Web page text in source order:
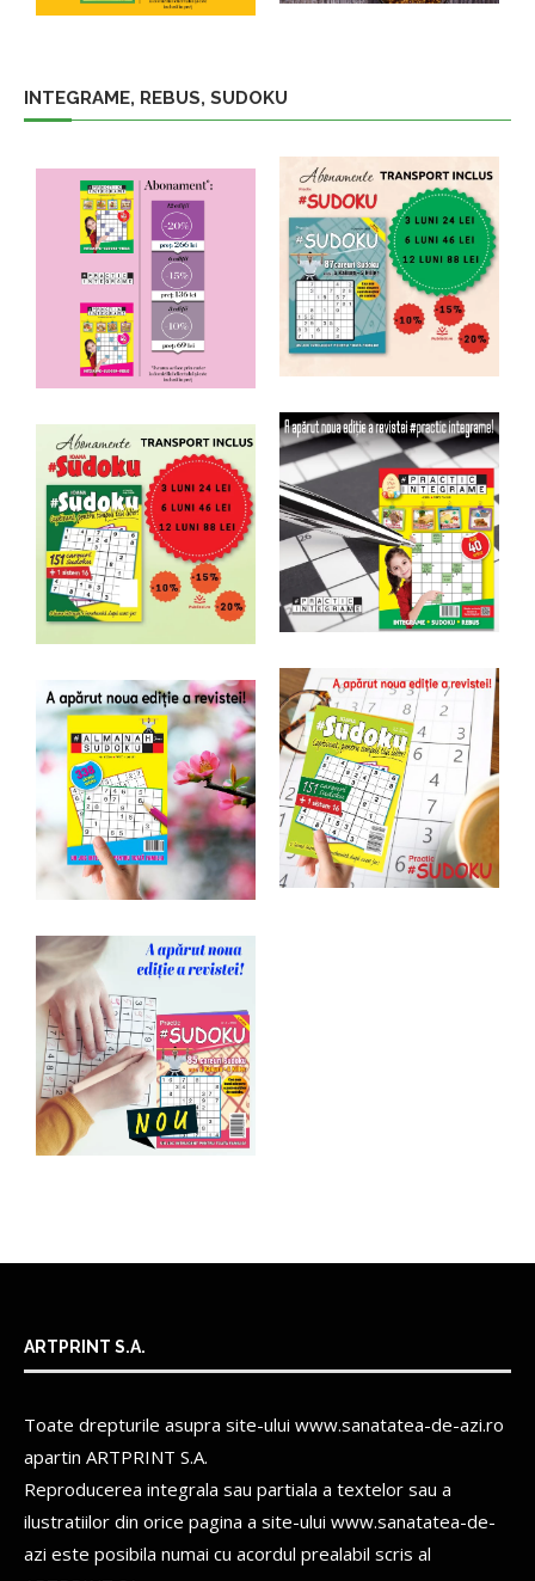
INTEGRAME, REBUS, SUDOKU
ARTPRINT S.A.
Toate drepturile asupra site-ului www.sanatatea-de-azi.ro
apartin ARTPRINT S.A.
Reproducerea integrala sau partiala a textelor sau a
ilustratiilor din orice pagina a site-ului www.sanatatea-de-
azi este posibila numai cu acordul prealabil scris al